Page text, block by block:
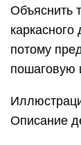
Объяснить
потому
пошаговую
Описание